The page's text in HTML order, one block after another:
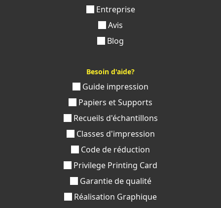
Entreprise
Avis
Blog
Besoin d'aide?
Guide impression
Papiers et Supports
Recueils d'échantillons
Classes d'impression
Code de réduction
Privilege Printing Card
Garantie de qualité
Réalisation Graphique